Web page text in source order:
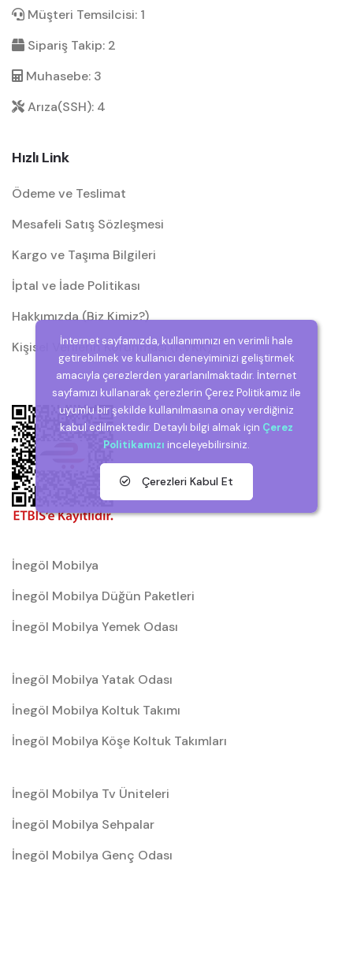
Müşteri Temsilcisi: 1
Sipariş Takip: 2
Muhasebe: 3
Arıza(SSH): 4
Hızlı Link
Ödeme ve Teslimat
Mesafeli Satış Sözleşmesi
Kargo ve Taşıma Bilgileri
İptal ve İade Politikası
Hakkımızda (Biz Kimiz?)
Kişisel Verilerin Korunması (KVKK)
İnegöl Mobilya
İnegöl Mobilya Düğün Paketleri
İnegöl Mobilya Yemek Odası
İnegöl Mobilya Yatak Odası
İnegöl Mobilya Koltuk Takımı
İnegöl Mobilya Köşe Koltuk Takımları
İnegöl Mobilya Tv Üniteleri
İnegöl Mobilya Sehpalar
İnegöl Mobilya Genç Odası
İnternet sayfamızda, kullanımınızı en verimli hale
getirebilmek ve kullanıcı deneyiminizi geliştirmek
amacıyla çerezlerden yararlanılmaktadır. İnternet
sayfamızı kullanarak çerezlerin Çerez Politikamız ile
uyumlu bir şekilde kullanılmasına onay verdiğiniz
kabul edilmektedir. Detaylı bilgi almak için Çerez
Politikamızı inceleyebilirsiniz.
Çerezleri Kabul Et